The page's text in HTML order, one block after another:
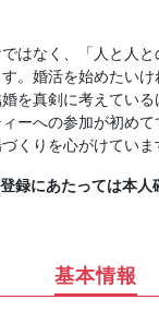
ではなく、「人と人
。婚活を始めたい
を真剣に考えてい
ーへの参加が初め
くりを心がけていま
録にあたっては本人
基本情報